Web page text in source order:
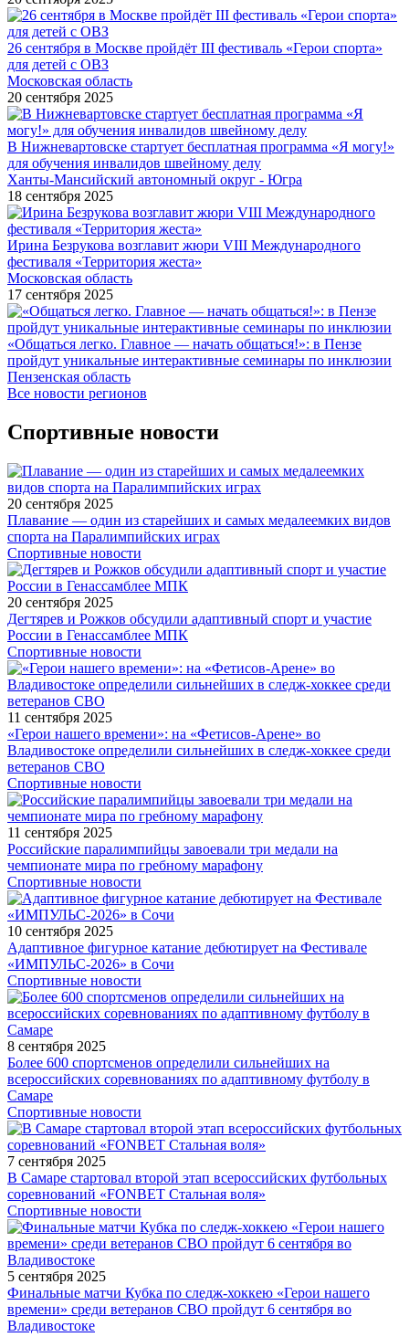
26 сентября в Москве пройдёт III фестиваль «Герои спорта»
для детей с ОВЗ
Московская область
20 сентября 2025
В Нижневартовске стартует бесплатная программа «Я могу!»
для обучения инвалидов швейному делу
Ханты-Мансийский автономный округ - Югра
18 сентября 2025
Ирина Безрукова возглавит жюри VIII Международного
фестиваля «Территория жеста»
Московская область
17 сентября 2025
«Общаться легко. Главное — начать общаться!»: в Пензе
пройдут уникальные интерактивные семинары по инклюзии
Пензенская область
Все новости регионов
Спортивные новости
20 сентября 2025
Плавание — один из старейших и самых медалеемких видов
спорта на Паралимпийских играх
Спортивные новости
20 сентября 2025
Дегтярев и Рожков обсудили адаптивный спорт и участие
России в Генассамблее МПК
Спортивные новости
11 сентября 2025
«Герои нашего времени»: на «Фетисов-Арене» во
Владивостоке определили сильнейших в следж-хоккее среди
ветеранов СВО
Спортивные новости
11 сентября 2025
Российские паралимпийцы завоевали три медали на
чемпионате мира по гребному марафону
Спортивные новости
10 сентября 2025
Адаптивное фигурное катание дебютирует на Фестивале
«ИМПУЛЬС-2026» в Сочи
Спортивные новости
8 сентября 2025
Более 600 спортсменов определили сильнейших на
всероссийских соревнованиях по адаптивному футболу в
Самаре
Спортивные новости
7 сентября 2025
В Самаре стартовал второй этап всероссийских футбольных
соревнований «FONBET Стальная воля»
Спортивные новости
5 сентября 2025
Финальные матчи Кубка по следж-хоккею «Герои нашего
времени» среди ветеранов СВО пройдут 6 сентября во
Владивостоке